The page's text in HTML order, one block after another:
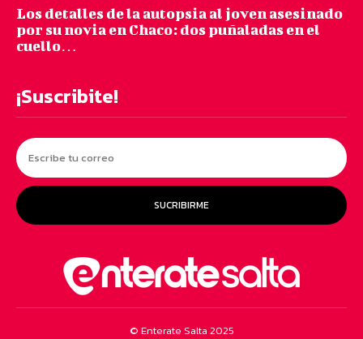
Los detalles de la autopsia al joven asesinado
por su novia en Chaco: dos puñaladas en el
cuello…
¡Suscribite!
SUCRIBIRME
© Enterate Salta 2025